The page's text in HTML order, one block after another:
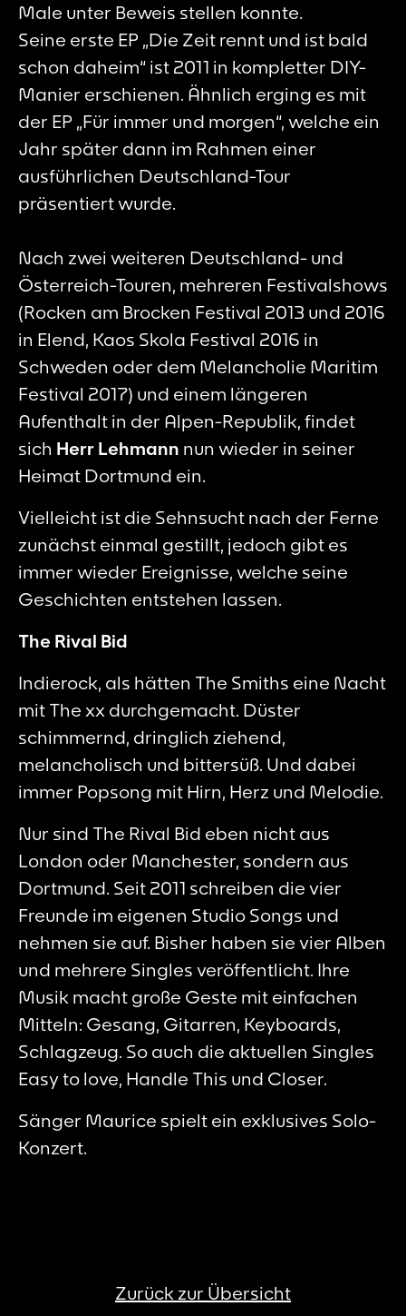
Male unter Beweis stellen konnte.
Seine erste EP „Die Zeit rennt und ist bald
schon daheim“ ist 2011 in kompletter DIY-
Manier erschienen. Ähnlich erging es mit
der EP „Für immer und morgen“, welche ein
Jahr später dann im Rahmen einer
ausführlichen Deutschland-Tour
präsentiert wurde.
Nach zwei weiteren Deutschland- und
Österreich-Touren, mehreren Festivalshows
(Rocken am Brocken Festival 2013 und 2016
in Elend, Kaos Skola Festival 2016 in
Schweden oder dem Melancholie Maritim
Festival 2017) und einem längeren
Aufenthalt in der Alpen-Republik, findet
sich Herr Lehmann nun wieder in seiner
Heimat Dortmund ein.
Vielleicht ist die Sehnsucht nach der Ferne
zunächst einmal gestillt, jedoch gibt es
immer wieder Ereignisse, welche seine
Geschichten entstehen lassen.
The Rival Bid
Indierock, als hätten The Smiths eine Nacht
mit The xx durchgemacht. Düster
schimmernd, dringlich ziehend,
melancholisch und bittersüß. Und dabei
immer Popsong mit Hirn, Herz und Melodie.
Nur sind The Rival Bid eben nicht aus
London oder Manchester, sondern aus
Dortmund. Seit 2011 schreiben die vier
Freunde im eigenen Studio Songs und
nehmen sie auf. Bisher haben sie vier Alben
und mehrere Singles veröffentlicht. Ihre
Musik macht große Geste mit einfachen
Mitteln: Gesang, Gitarren, Keyboards,
Schlagzeug. So auch die aktuellen Singles
Easy to love, Handle This und Closer.
Sänger Maurice spielt ein exklusives Solo-
Konzert.
Zurück zur Übersicht